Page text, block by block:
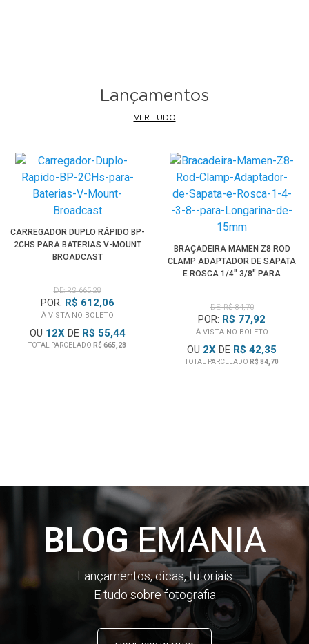
Lançamentos
VER TUDO
CARREGADOR DUPLO RÁPIDO BP-
2CHS PARA BATERIAS V-MOUNT
BROADCAST
DE: R$ 665,28
POR: R$ 612,06
À VISTA NO BOLETO
OU 12XDE R$ 55,44
TOTAL PARCELADO R$ 665,28
BRAÇADEIRA MAMEN Z8 ROD
CLAMP ADAPTADOR DE SAPATA
E ROSCA 1/4" 3/8" PARA
DE: R$ 84,70
POR: R$ 77,92
À VISTA NO BOLETO
OU 2X DE R$ 42,35
TOTAL PARCELADO R$ 84,70
BLOGEMANIA
Lançamentos, dicas, tutoriais
E tudo sobre fotografia